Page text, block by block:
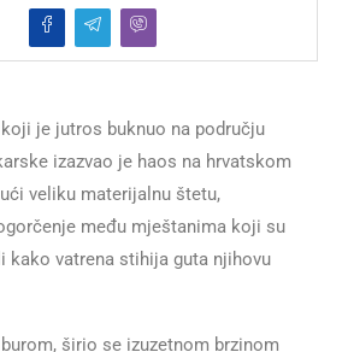
je jutros buknuo na području
izazvao je haos na hrvatskom
veliku materijalnu štetu,
među mještanima koji su
kako vatrena stihija guta njihovu
širio se izuzetnom brzinom